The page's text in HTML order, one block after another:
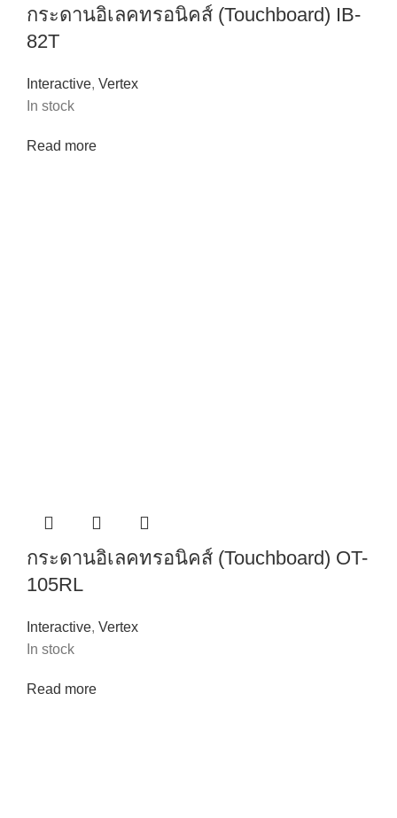
กระดานอิเลคทรอนิคส์ (Touchboard) IB-
82T
Interactive, Vertex
In stock
Read more
กระดานอิเลคทรอนิคส์ (Touchboard) OT-
105RL
Interactive, Vertex
In stock
Read more